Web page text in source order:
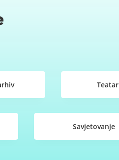
Teatar
Savjetovanje